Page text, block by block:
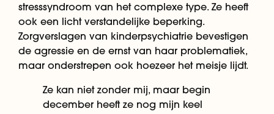
stresssyndroom van het complexe type. Ze heeft
ook een licht verstandelijke beperking.
Zorgverslagen van kinderpsychiatrie bevestigen
de agressie en de ernst van haar problematiek,
maar onderstrepen ook hoezeer het meisje lijdt.
Ze kan niet zonder mij, maar begin
december heeft ze nog mijn keel